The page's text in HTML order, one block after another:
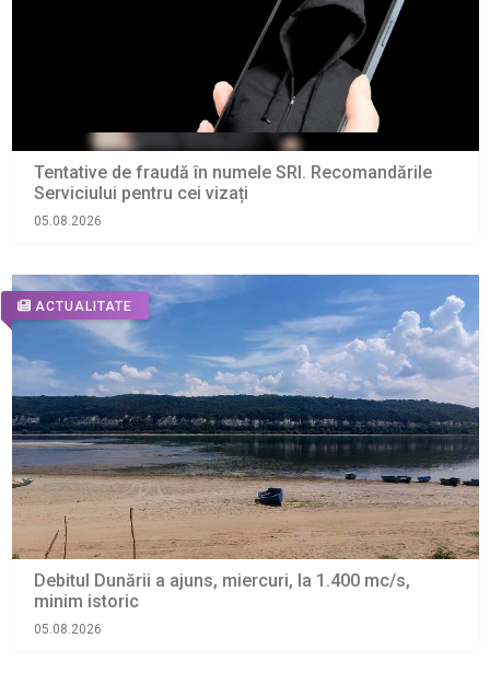
Tentative de fraudă în numele SRI. Recomandările
Serviciului pentru cei vizați
05.08.2026
ACTUALITATE
Debitul Dunării a ajuns, miercuri, la 1.400 mc/s,
minim istoric
05.08.2026